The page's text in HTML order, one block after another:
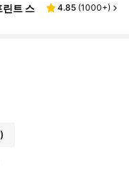
린트 스
4.85 (1000+)